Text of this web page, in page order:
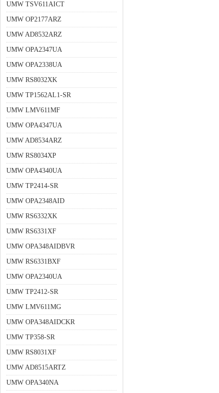
UMW TSV611AICT
UMW OP2177ARZ
UMW AD8532ARZ
UMW OPA2347UA
UMW OPA2338UA
UMW RS8032XK
UMW TP1562AL1-SR
UMW LMV611MF
UMW OPA4347UA
UMW AD8534ARZ
UMW RS8034XP
UMW OPA4340UA
UMW TP2414-SR
UMW OPA2348AID
UMW RS6332XK
UMW RS6331XF
UMW OPA348AIDBVR
UMW RS6331BXF
UMW OPA2340UA
UMW TP2412-SR
UMW LMV611MG
UMW OPA348AIDCKR
UMW TP358-SR
UMW RS8031XF
UMW AD8515ARTZ
UMW OPA340NA